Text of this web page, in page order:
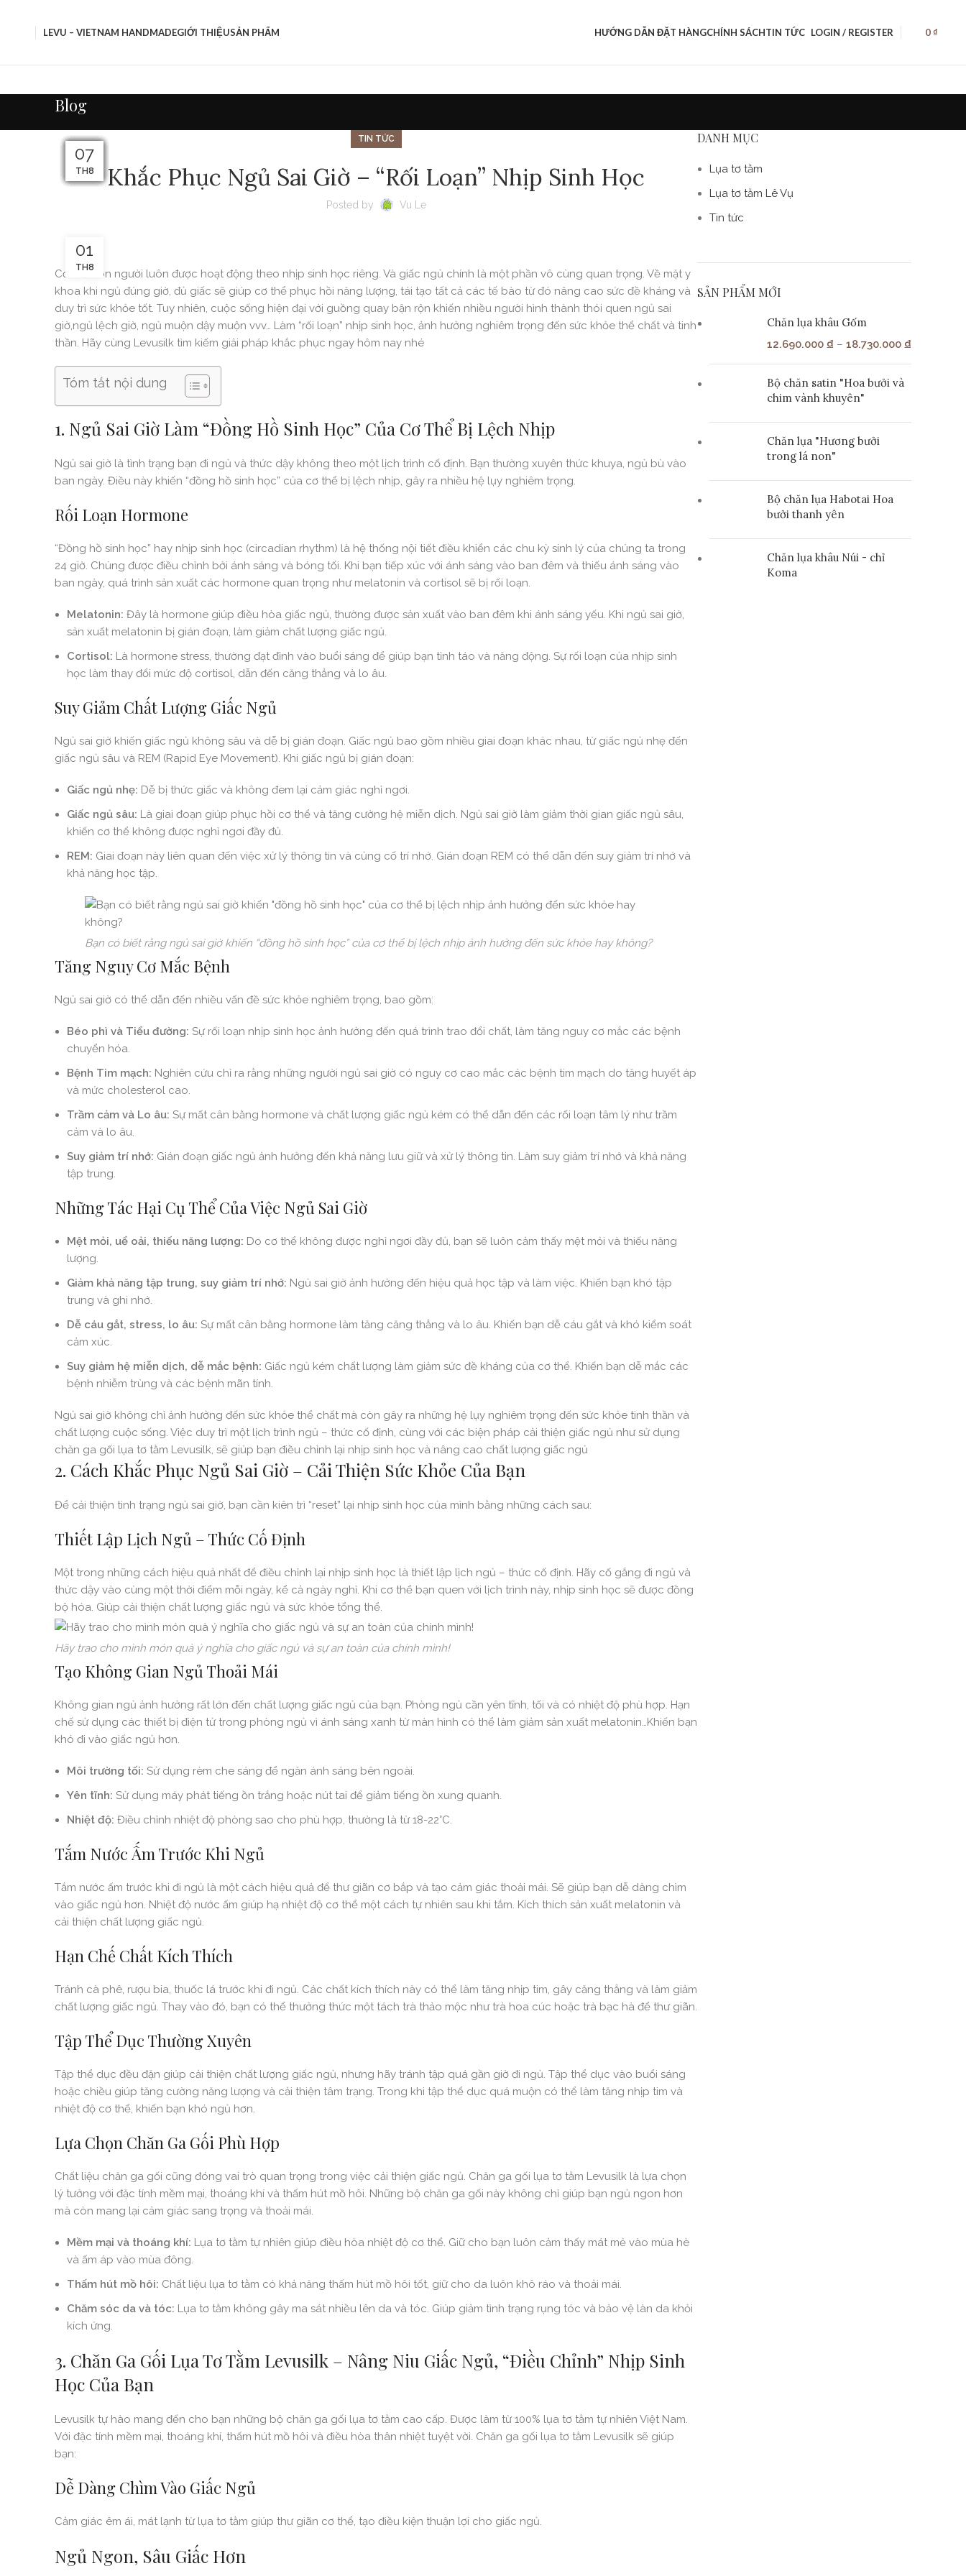
LEVU – VIETNAM HANDMADEGIỚI THIỆUSẢN PHẨM HƯỚNG DẪN ĐẶT HÀNGCHÍNH SÁCHTIN TỨC LOGIN / REGISTER 0₫
Blog
TIN TỨC
Khắc Phục Ngủ Sai Giờ – “Rối Loạn” Nhịp Sinh Học
Posted by Vu Le
01
TH8
Cơ thể con người luôn được hoạt động theo nhịp sinh học riêng. Và giấc ngủ chính là một phần vô cùng quan trọng. Về mặt y
khoa khi ngủ đúng giờ, đủ giấc sẽ giúp cơ thể phục hồi năng lượng, tái tạo tất cả các tế bào từ đó nâng cao sức đề kháng và
duy trì sức khỏe tốt. Tuy nhiên, cuộc sống hiện đại với guồng quay bận rộn khiến nhiều người hình thành thói quen ngủ sai
giờ,ngủ lệch giờ, ngủ muộn dậy muộn vvv… Làm “rối loạn” nhịp sinh học, ảnh hưởng nghiêm trọng đến sức khỏe thể chất và tinh
thần. Hãy cùng Levusilk tìm kiếm giải pháp khắc phục ngay hôm nay nhé
Tóm tắt nội dung
1. Ngủ Sai Giờ Làm “Đồng Hồ Sinh Học” Của Cơ Thể Bị Lệch Nhịp
Ngủ sai giờ là tình trạng bạn đi ngủ và thức dậy không theo một lịch trình cố định. Bạn thường xuyên thức khuya, ngủ bù vào
ban ngày. Điều này khiến “đồng hồ sinh học” của cơ thể bị lệch nhịp, gây ra nhiều hệ lụy nghiêm trọng.
Rối Loạn Hormone
“Đồng hồ sinh học” hay nhịp sinh học (circadian rhythm) là hệ thống nội tiết điều khiển các chu kỳ sinh lý của chúng ta trong
24 giờ. Chúng được điều chỉnh bởi ánh sáng và bóng tối. Khi bạn tiếp xúc với ánh sáng vào ban đêm và thiếu ánh sáng vào
ban ngày, quá trình sản xuất các hormone quan trọng như melatonin và cortisol sẽ bị rối loạn.
Melatonin: Đây là hormone giúp điều hòa giấc ngủ, thường được sản xuất vào ban đêm khi ánh sáng yếu. Khi ngủ sai giờ,
sản xuất melatonin bị gián đoạn, làm giảm chất lượng giấc ngủ.
Cortisol: Là hormone stress, thường đạt đỉnh vào buổi sáng để giúp bạn tỉnh táo và năng động. Sự rối loạn của nhịp sinh
học làm thay đổi mức độ cortisol, dẫn đến căng thẳng và lo âu.
Suy Giảm Chất Lượng Giấc Ngủ
Ngủ sai giờ khiến giấc ngủ không sâu và dễ bị gián đoạn. Giấc ngủ bao gồm nhiều giai đoạn khác nhau, từ giấc ngủ nhẹ đến
giấc ngủ sâu và REM (Rapid Eye Movement). Khi giấc ngủ bị gián đoạn:
Giấc ngủ nhẹ: Dễ bị thức giấc và không đem lại cảm giác nghỉ ngơi.
Giấc ngủ sâu: Là giai đoạn giúp phục hồi cơ thể và tăng cường hệ miễn dịch. Ngủ sai giờ làm giảm thời gian giấc ngủ sâu,
khiến cơ thể không được nghỉ ngơi đầy đủ.
REM: Giai đoạn này liên quan đến việc xử lý thông tin và củng cố trí nhớ. Gián đoạn REM có thể dẫn đến suy giảm trí nhớ và
khả năng học tập.
Bạn có biết rằng ngủ sai giờ khiến “đồng hồ sinh học” của cơ thể bị lệch nhịp ảnh hưởng đến sức khỏe hay không?
Tăng Nguy Cơ Mắc Bệnh
Ngủ sai giờ có thể dẫn đến nhiều vấn đề sức khỏe nghiêm trọng, bao gồm:
Béo phì và Tiểu đường: Sự rối loạn nhịp sinh học ảnh hưởng đến quá trình trao đổi chất, làm tăng nguy cơ mắc các bệnh
chuyển hóa.
Bệnh Tim mạch: Nghiên cứu chỉ ra rằng những người ngủ sai giờ có nguy cơ cao mắc các bệnh tim mạch do tăng huyết áp
và mức cholesterol cao.
Trầm cảm và Lo âu: Sự mất cân bằng hormone và chất lượng giấc ngủ kém có thể dẫn đến các rối loạn tâm lý như trầm
cảm và lo âu.
Suy giảm trí nhớ: Gián đoạn giấc ngủ ảnh hưởng đến khả năng lưu giữ và xử lý thông tin. Làm suy giảm trí nhớ và khả năng
tập trung.
Những Tác Hại Cụ Thể Của Việc Ngủ Sai Giờ
Mệt mỏi, uể oải, thiếu năng lượng: Do cơ thể không được nghỉ ngơi đầy đủ, bạn sẽ luôn cảm thấy mệt mỏi và thiếu năng
lượng.
Giảm khả năng tập trung, suy giảm trí nhớ: Ngủ sai giờ ảnh hưởng đến hiệu quả học tập và làm việc. Khiến bạn khó tập
trung và ghi nhớ.
Dễ cáu gắt, stress, lo âu: Sự mất cân bằng hormone làm tăng căng thẳng và lo âu. Khiến bạn dễ cáu gắt và khó kiểm soát
cảm xúc.
Suy giảm hệ miễn dịch, dễ mắc bệnh: Giấc ngủ kém chất lượng làm giảm sức đề kháng của cơ thể. Khiến bạn dễ mắc các
bệnh nhiễm trùng và các bệnh mãn tính.
Ngủ sai giờ không chỉ ảnh hưởng đến sức khỏe thể chất mà còn gây ra những hệ lụy nghiêm trọng đến sức khỏe tinh thần và
chất lượng cuộc sống. Việc duy trì một lịch trình ngủ – thức cố định, cùng với các biện pháp cải thiện giấc ngủ như sử dụng
chăn ga gối lụa tơ tằm Levusilk, sẽ giúp bạn điều chỉnh lại nhịp sinh học và nâng cao chất lượng giấc ngủ
2. Cách Khắc Phục Ngủ Sai Giờ – Cải Thiện Sức Khỏe Của Bạn
Để cải thiện tình trạng ngủ sai giờ, bạn cần kiên trì “reset” lại nhịp sinh học của mình bằng những cách sau:
Thiết Lập Lịch Ngủ – Thức Cố Định
Một trong những cách hiệu quả nhất để điều chỉnh lại nhịp sinh học là thiết lập lịch ngủ – thức cố định. Hãy cố gắng đi ngủ và
thức dậy vào cùng một thời điểm mỗi ngày, kể cả ngày nghỉ. Khi cơ thể bạn quen với lịch trình này, nhịp sinh học sẽ được đồng
bộ hóa. Giúp cải thiện chất lượng giấc ngủ và sức khỏe tổng thể.
Hãy trao cho mình món quà ý nghĩa cho giấc ngủ và sự an toàn của chính mình!
Tạo Không Gian Ngủ Thoải Mái
Không gian ngủ ảnh hưởng rất lớn đến chất lượng giấc ngủ của bạn. Phòng ngủ cần yên tĩnh, tối và có nhiệt độ phù hợp. Hạn
chế sử dụng các thiết bị điện tử trong phòng ngủ vì ánh sáng xanh từ màn hình có thể làm giảm sản xuất melatonin…Khiến bạn
khó đi vào giấc ngủ hơn.
Môi trường tối: Sử dụng rèm che sáng để ngăn ánh sáng bên ngoài.
Yên tĩnh: Sử dụng máy phát tiếng ồn trắng hoặc nút tai để giảm tiếng ồn xung quanh.
Nhiệt độ: Điều chỉnh nhiệt độ phòng sao cho phù hợp, thường là từ 18-22°C.
Tắm Nước Ấm Trước Khi Ngủ
Tắm nước ấm trước khi đi ngủ là một cách hiệu quả để thư giãn cơ bắp và tạo cảm giác thoải mái. Sẽ giúp bạn dễ dàng chìm
vào giấc ngủ hơn. Nhiệt độ nước ấm giúp hạ nhiệt độ cơ thể một cách tự nhiên sau khi tắm. Kích thích sản xuất melatonin và
cải thiện chất lượng giấc ngủ.
Hạn Chế Chất Kích Thích
Tránh cà phê, rượu bia, thuốc lá trước khi đi ngủ. Các chất kích thích này có thể làm tăng nhịp tim, gây căng thẳng và làm giảm
chất lượng giấc ngủ. Thay vào đó, bạn có thể thưởng thức một tách trà thảo mộc như trà hoa cúc hoặc trà bạc hà để thư giãn.
Tập Thể Dục Thường Xuyên
Tập thể dục đều đặn giúp cải thiện chất lượng giấc ngủ, nhưng hãy tránh tập quá gần giờ đi ngủ. Tập thể dục vào buổi sáng
hoặc chiều giúp tăng cường năng lượng và cải thiện tâm trạng. Trong khi tập thể dục quá muộn có thể làm tăng nhịp tim và
nhiệt độ cơ thể, khiến bạn khó ngủ hơn.
Lựa Chọn Chăn Ga Gối Phù Hợp
Chất liệu chăn ga gối cũng đóng vai trò quan trọng trong việc cải thiện giấc ngủ. Chăn ga gối lụa tơ tằm Levusilk là lựa chọn
lý tưởng với đặc tính mềm mại, thoáng khí và thấm hút mồ hôi. Những bộ chăn ga gối này không chỉ giúp bạn ngủ ngon hơn
mà còn mang lại cảm giác sang trọng và thoải mái.
Mềm mại và thoáng khí: Lụa tơ tằm tự nhiên giúp điều hòa nhiệt độ cơ thể. Giữ cho bạn luôn cảm thấy mát mẻ vào mùa hè
và ấm áp vào mùa đông.
Thấm hút mồ hôi: Chất liệu lụa tơ tằm có khả năng thấm hút mồ hôi tốt, giữ cho da luôn khô ráo và thoải mái.
Chăm sóc da và tóc: Lụa tơ tằm không gây ma sát nhiều lên da và tóc. Giúp giảm tình trạng rụng tóc và bảo vệ làn da khỏi
kích ứng.
3. Chăn Ga Gối Lụa Tơ Tằm Levusilk – Nâng Niu Giấc Ngủ, “Điều Chỉnh” Nhịp Sinh
Học Của Bạn
Levusilk tự hào mang đến cho bạn những bộ chăn ga gối lụa tơ tằm cao cấp. Được làm từ 100% lụa tơ tằm tự nhiên Việt Nam.
Với đặc tính mềm mại, thoáng khí, thấm hút mồ hôi và điều hòa thân nhiệt tuyệt vời. Chăn ga gối lụa tơ tằm Levusilk sẽ giúp
bạn:
Dễ Dàng Chìm Vào Giấc Ngủ
Cảm giác êm ái, mát lạnh từ lụa tơ tằm giúp thư giãn cơ thể, tạo điều kiện thuận lợi cho giấc ngủ.
Ngủ Ngon, Sâu Giấc Hơn
24
TH10
23
TH10
14
TH10
15
TH8
14
TH8
13
TH8
12
TH8
11
TH8
10
TH8
09
TH8
08
TH8
07
TH8
DANH MỤC
Lụa tơ tằm
Lụa tơ tằm Lê Vụ
Tin tức
SẢN PHẨM MỚI
Chăn lụa khâu Gốm
12.690.000 ₫ – 18.730.000 ₫
Bộ chăn satin "Hoa bưởi và
chim vành khuyên"
Chăn lụa "Hương bưởi
trong lá non"
Bộ chăn lụa Habotai Hoa
bưởi thanh yên
Chăn lụa khâu Núi - chỉ
Koma